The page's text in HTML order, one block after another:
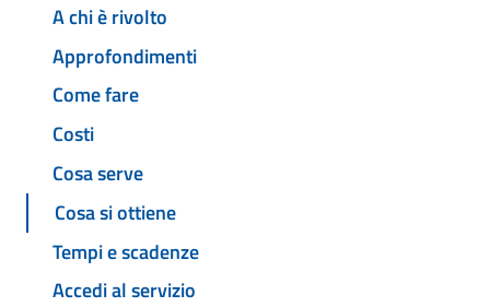
A chi è rivolto
Approfondimenti
Come fare
Costi
Cosa serve
Cosa si ottiene
Tempi e scadenze
Accedi al servizio